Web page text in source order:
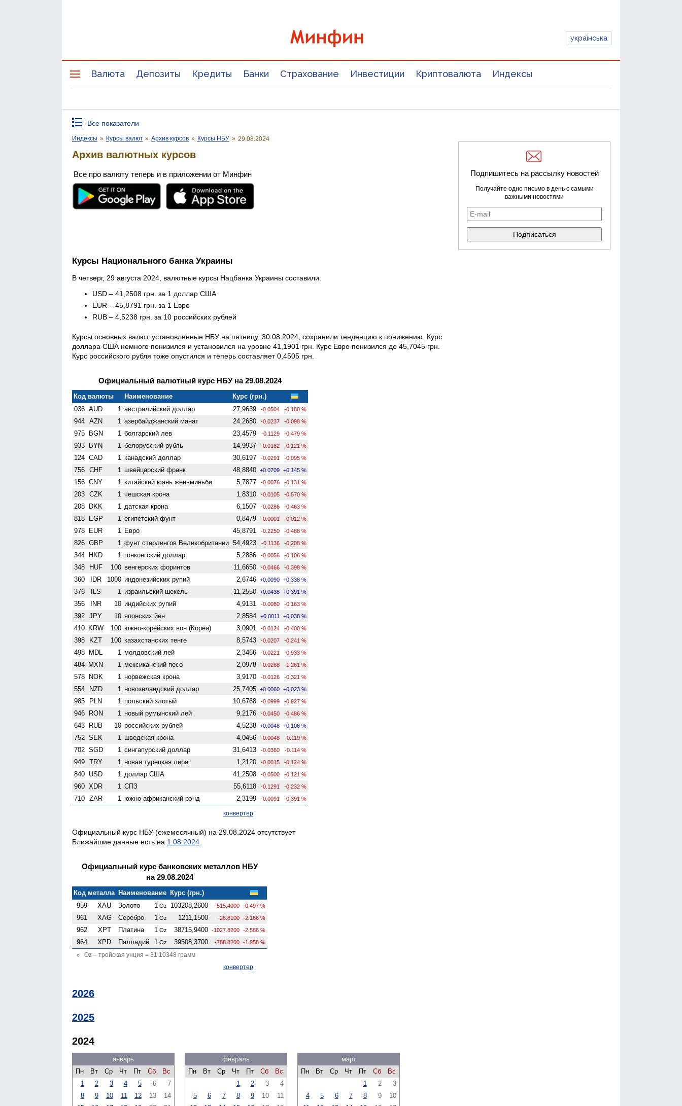
українська
Валюта Депозиты Кредиты Банки Страхование Инвестиции Криптовалюта Индексы
Все показатели
Индексы » Курсы валют » Архив курсов » Курсы НБУ » 29.08.2024
Архив валютных курсов
Все про валюту теперь и в приложении от Минфин
Курсы Национального банка Украины
В четверг, 29 августа 2024, валютные курсы Нацбанка Украины составили:
USD – 41,2508 грн. за 1 доллар США
EUR – 45,8791 грн. за 1 Евро
RUB – 4,5238 грн. за 10 российских рублей
Курсы основных валют, установленные НБУ на пятницу, 30.08.2024, сохранили тенденцию к понижению. Курс
доллара США немного понизился и установился на уровне 41,1901 грн. Курс Евро понизился до 45,7045 грн.
Курс российского рубля тоже опустился и теперь составляет 0,4505 грн.
Официальный валютный курс НБУ на 29.08.2024
Код валюты Наименование
Курс (грн.)
036 AUD 1 австралийский доллар 27,9639 -0.0504 -0.180 %
944 AZN 1 азербайджанский манат 24,2680 -0.0237 -0.098 %
975 BGN 1 болгарский лев 23,4579 -0.1129 -0.479 %
933 BYN 1 белорусский рубль 14,9937 -0.0182 -0.121 %
124 CAD 1 канадский доллар 30,6197 -0.0291 -0.095 %
756 CHF 1 швейцарский франк 48,8840 +0.0709 +0.145 %
156 CNY 1 китайский юань женьминьби 5,7877 -0.0076 -0.131 %
203 CZK 1 чешская крона 1,8310 -0.0105 -0.570 %
208 DKK 1 датская крона 6,1507 -0.0286 -0.463 %
818 EGP 1 египетский фунт 0,8479 -0.0001 -0.012 %
978 EUR 1 Евро 45,8791 -0.2250 -0.488 %
826 GBP 1 фунт стерлингов Велико­британии 54,4923 -0.1136 -0.208 %
344 HKD 1 гонконгский доллар 5,2886 -0.0056 -0.106 %
348 HUF 100 венгерских форинтов 11,6650 -0.0466 -0.398 %
360 IDR 1000 индонезийских рупий 2,6746 +0.0090 +0.338 %
376 ILS 1 израильский шекель 11,2550 +0.0438 +0.391 %
356 INR 10 индийских рупий 4,9131 -0.0080 -0.163 %
392 JPY 10 японских йен 2,8584 +0.0011 +0.038 %
410 KRW 100 южно-корейских вон (Корея) 3,0901 -0.0124 -0.400 %
398 KZT 100 казахстанских тенге 8,5743 -0.0207 -0.241 %
498 MDL 1 молдовский лей 2,3466 -0.0221 -0.933 %
484 MXN 1 мексиканский песо 2,0978 -0.0268 -1.261 %
578 NOK 1 норвежская крона 3,9170 -0.0126 -0.321 %
554 NZD 1 ново­зеландский доллар 25,7405 +0.0060 +0.023 %
985 PLN 1 польский злотый 10,6768 -0.0999 -0.927 %
946 RON 1 новый румынский лей 9,2176 -0.0450 -0.486 %
643 RUB 10 российских рублей 4,5238 +0.0048 +0.106 %
752 SEK 1 шведская крона 4,0456 -0.0048 -0.119 %
702 SGD 1 сингапурский доллар 31,6413 -0.0360 -0.114 %
949 TRY 1 новая турецкая лира 1,2120 -0.0015 -0.124 %
840 USD 1 доллар США 41,2508 -0.0500 -0.121 %
960 XDR 1 СПЗ 55,6118 -0.1291 -0.232 %
710 ZAR 1 южно-африканский рэнд 2,3199 -0.0091 -0.391 %
конвертер
Официальный курс НБУ (ежемесячный) на 29.08.2024 отсутствует
Ближайшие данные есть на 1.08.2024
Официальный курс банковских металлов НБУ
на 29.08.2024
Код металла Наименование Курс (грн.)
959
XAU Золото 1 Oz 103208,2600 -515.4000 -0.497 %
961 XAG Серебро 1 Oz 1211,1500 -26.8100 -2.166 %
962 XPT Платина 1 Oz 38715,9400 -1027.8200 -2.586 %
964 XPD Палладий 1 Oz 39508,3700 -788.8200 -1.958 %
Oz – тройская унция = 31.10348 грамм
конвертер
2026
2025
2024
январь
Пн
Вт Ср Чт Пт Сб
Вс
1
2 3 4 5 6
7
8
9 10 11 12 13
14
февраль
Пн
Вт Ср Чт Пт Сб
Вс
1
2 3
4
5
6 7 8 9 10
11
март
Пн
Вт Ср Чт Пт Сб
Вс
1
2
3
4
5 6 7 8 9
10
Подпишитесь на рассылку новостей
Получайте одно письмо в день с самыми
важными новостями